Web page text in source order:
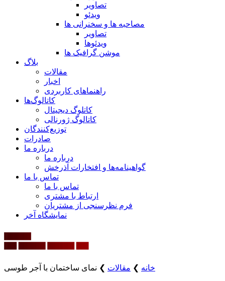
تصاویر
ویدئو
مصاحبه ها و سخنرانی ها
تصاویر
ویدئوها
موشن گرافیک ها
بلاگ
مقالات
اخبار
راهنماهای کاربردی
کاتالوگ‌ها
کاتلوگ دیجیتال
کاتالوگ ژورنالی
توزیع‌کنندگان
صادرات
درباره ما
درباره ما
گواهینامه‌ها و افتخارات آذرخش
تماس با ما
تماس با ما
ارتباط با مشتری
فرم نظرسنجی از مشتریان
نمایشگاه‌ آخر
خانه ❯ مقالات ❯ نمای ساختمان با آجر طوسی